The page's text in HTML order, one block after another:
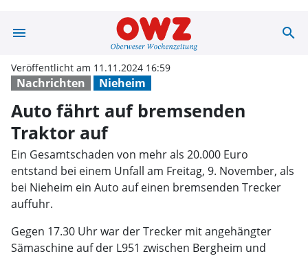
menu Auto fährt aufsearch
Nachrichten Nieheim
Veröffentlicht am 11.11.2024 16:59
Auto fährt auf bremsenden
Traktor auf
Ein Gesamtschaden von mehr als 20.000 Euro
entstand bei einem Unfall am Freitag, 9. November, als
bei Nieheim ein Auto auf einen bremsenden Trecker
auffuhr.
Gegen 17.30 Uhr war der Trecker mit angehängter
Sämaschine auf der L951 zwischen Bergheim und